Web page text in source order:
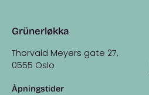
Grünerløkka
Thorvald Meyers gate 27,
0555 Oslo
Åpningstider